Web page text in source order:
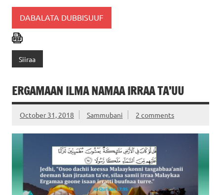
DABALATA DUBBISUUF
Siiraa
ERGAMAAN ILMA NAMAA IRRAA TA’UU
October 31, 2018 Sammubani 2 comments